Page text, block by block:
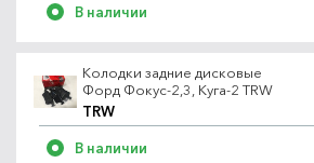
В наличии
Колодки задние дисковые
Форд Фокус-2,3, Куга-2 TRW
TRW
В наличии